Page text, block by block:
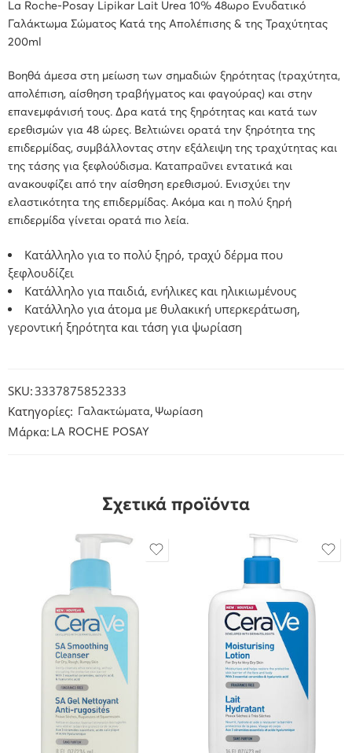
La Roche-Posay Lipikar Lait Urea 10% 48ωρο Ενυδατικό
Γαλάκτωμα Σώματος Κατά της Απολέπισης & της Τραχύτητας
200ml
Βοηθά άμεσα στη μείωση των σημαδιών ξηρότητας (τραχύτητα,
απολέπιση, αίσθηση τραβήγματος και φαγούρας) και στην
επανεμφάνισή τους. Δρα κατά της ξηρότητας και κατά των
ερεθισμών για 48 ώρες. Βελτιώνει ορατά την ξηρότητα της
επιδερμίδας, συμβάλλοντας στην εξάλειψη της τραχύτητας και
της τάσης για ξεφλούδισμα. Καταπραΰνει εντατικά και
ανακουφίζει από την αίσθηση ερεθισμού. Ενισχύει την
ελαστικότητα της επιδερμίδας. Ακόμα και η πολύ ξηρή
επιδερμίδα γίνεται ορατά πιο λεία.
Κατάλληλο για το πολύ ξηρό, τραχύ δέρμα που
ξεφλουδίζει
Κατάλληλο για παιδιά, ενήλικες και ηλικιωμένους
Κατάλληλο για άτομα με θυλακική υπερκεράτωση,
γεροντική ξηρότητα και τάση για ψωρίαση
SKU:3337875852333
Κατηγορίες:
Γαλακτώματα, Ψωρίαση
Μάρκα: LA ROCHE POSAY
Σχετικά προϊόντα